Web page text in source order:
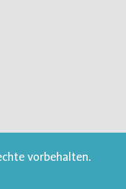
vorbehalten.